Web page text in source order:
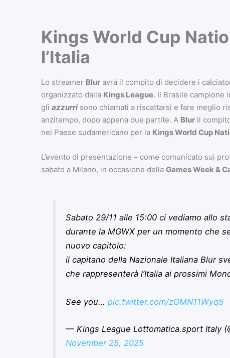
Kings World Cup
l’Italia
Lo streamer Bluravrà il compito di decidere i
organizzato dalla Kings League. Il Brasile campione
gli azzurrisono chiamati a riscattarsi e fare meglio
anzitempo, dopo appena due partite. A Bluril
nel Paese sudamericano per la Kings World Cup
L’evento di presentazione – come comunicato sui
sabato a Milano, in occasione della Games Week &
Sabato 29/11 alle 15:00 ci vediamo allo
durante la MGWX per un momento che
nuovo capitolo:
il capitano della Nazionale Italiana Blur
che rappresenterà l’Italia ai prossimi
See you…pic.twitter.com/zGMN11Wyq5
— Kings League Lottomatica.sport Italy
November 25, 2025